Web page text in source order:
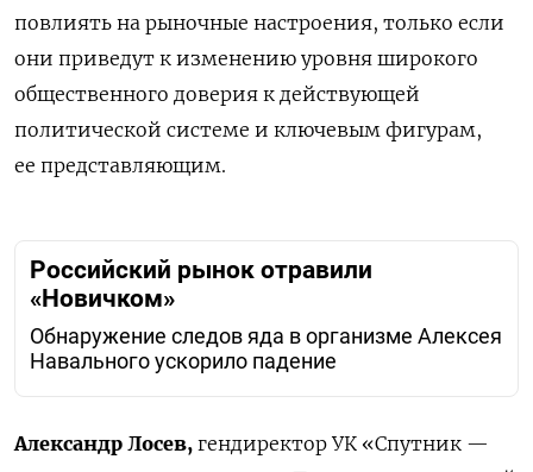
повлиять на рыночные настроения, только если
они приведут к изменению уровня широкого
общественного доверия к действующей
политической системе и ключевым фигурам,
ее представляющим.
Российский рынок отравили
«Новичком»
Обнаружение следов яда в организме Алексея
Навального ускорило падение
Александр Лосев, гендиректор УК «Спутник —